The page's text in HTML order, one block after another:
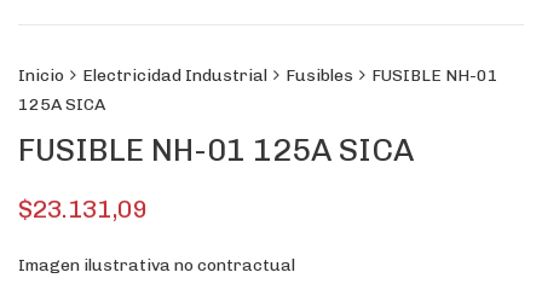
Inicio Electricidad Industrial Fusibles
FUSIBLE NH-01
125A SICA
FUSIBLE NH-01 125A SICA
$23.131,09
Imagen ilustrativa no contractual